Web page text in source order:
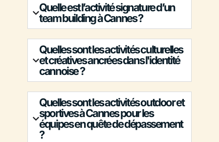
Quelle est l’activité signature d’un
team building à Cannes ?
Quelles sont les activités culturelles
et créatives ancrées dans l'identité
cannoise ?
Quelles sont les activités outdoor et
sportives à Cannes pour les
équipes en quête de dépassement
?